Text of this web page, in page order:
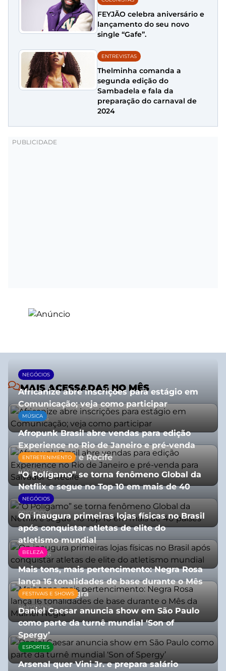
FEYJÃO celebra aniversário e
lançamento do seu novo
single “Gafe”.
ENTREVISTAS
Thelminha comanda a
segunda edição do
Sambadela e fala da
preparação do carnaval de
2024
MAIS ACESSADAS NO MÊS
NEGÓCIOS
Africanize abre inscrições para estágio em
Comunicação; veja como participar
13/01/2026
MÚSICA
Afropunk Brasil abre vendas para edição
Experience no Rio de Janeiro e pré-venda
para Salvador e Recife
03/08/2026
ENTRETENIMENTO
“O Polígamo” se torna fenômeno Global da
Netflix e segue no Top 10 em mais de 40
países
07/07/2026
NEGÓCIOS
On inaugura primeiras lojas físicas no Brasil
após conquistar atletas de elite do
atletismo mundial
07/07/2026
BELEZA
Mais tons, mais pertencimento: Negra Rosa
lança 16 tonalidades de base durante o Mês
da Mulher Negra
28/07/2026
FESTIVAIS E SHOWS
Daniel Caesar anuncia show em São Paulo
como parte da turnê mundial ‘Son of
Spergy’
05/08/2026
ESPORTES
Arsenal quer Vini Jr. e prepara salário